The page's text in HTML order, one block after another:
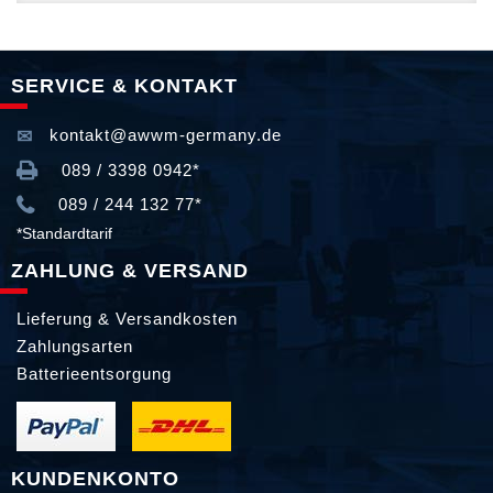
SERVICE & KONTAKT
kontakt@awwm-germany.de
089 / 3398 0942*
089 / 244 132 77*
*Standardtarif
ZAHLUNG & VERSAND
Lieferung & Versandkosten
Zahlungsarten
Batterieentsorgung
KUNDENKONTO